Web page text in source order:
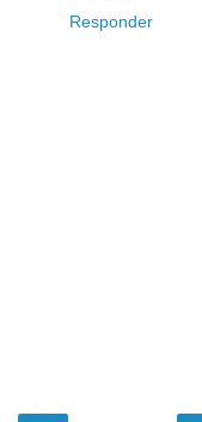
Responder